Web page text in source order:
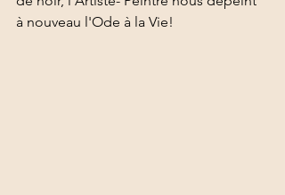
à nouveau l'Ode à la Vie!